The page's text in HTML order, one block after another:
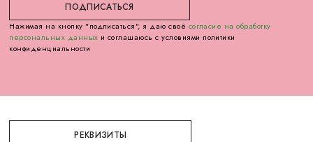
Нажимая на кнопку "подписаться", я даю своё согласие на обработку
персональных данных и соглашаюсь с условиями политики
конфиденциальности
РЕКВИЗИТЫ